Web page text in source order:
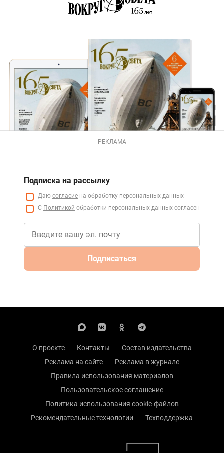
РЕКЛАМА
Подписка на рассылку
Даю согласие на обработку персональных данных
С Политикой обработки персональных данных согласен
Подписаться
О проекте Контакты
Состав издательства
Реклама на сайте
Реклама в журнале
Правила использования материалов
Пользовательское соглашение
Политика использования cookie-файлов
Рекомендательные технологии
Техподдержка